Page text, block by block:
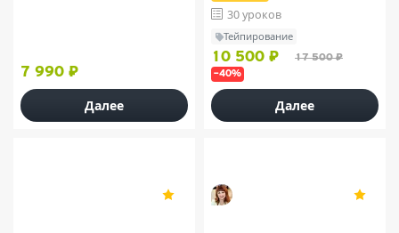
7 990 ₽
Далее
30 уроков
Тейпирование
10 500 ₽ 17 500 ₽
–40%
Далее